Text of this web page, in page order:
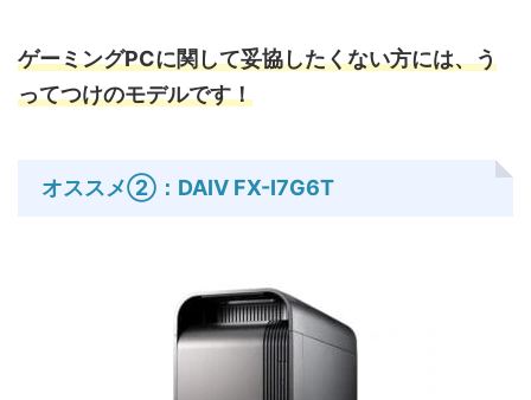
ゲーミングPCに関して妥協したくない方には、う
ってつけのモデルです！
オススメ②：DAIV FX-I7G6T